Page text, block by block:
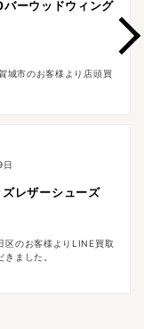
ーウッドウィング
城市のお客様より店頭買
レザーシューズ
区のお客様よりLINE買取
ました。